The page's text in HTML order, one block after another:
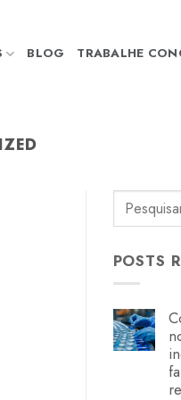
BLOG TRABALHE
POSTS